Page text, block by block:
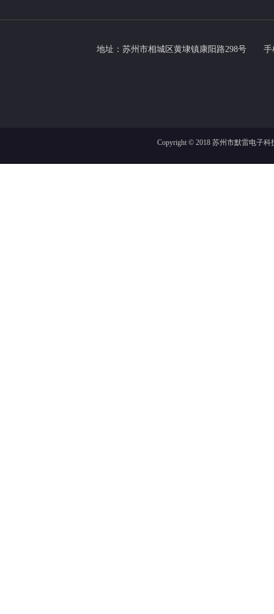
地址：苏州市相城区黄埭镇康阳路298号
Copyright © 2018 苏州市默雷电子科